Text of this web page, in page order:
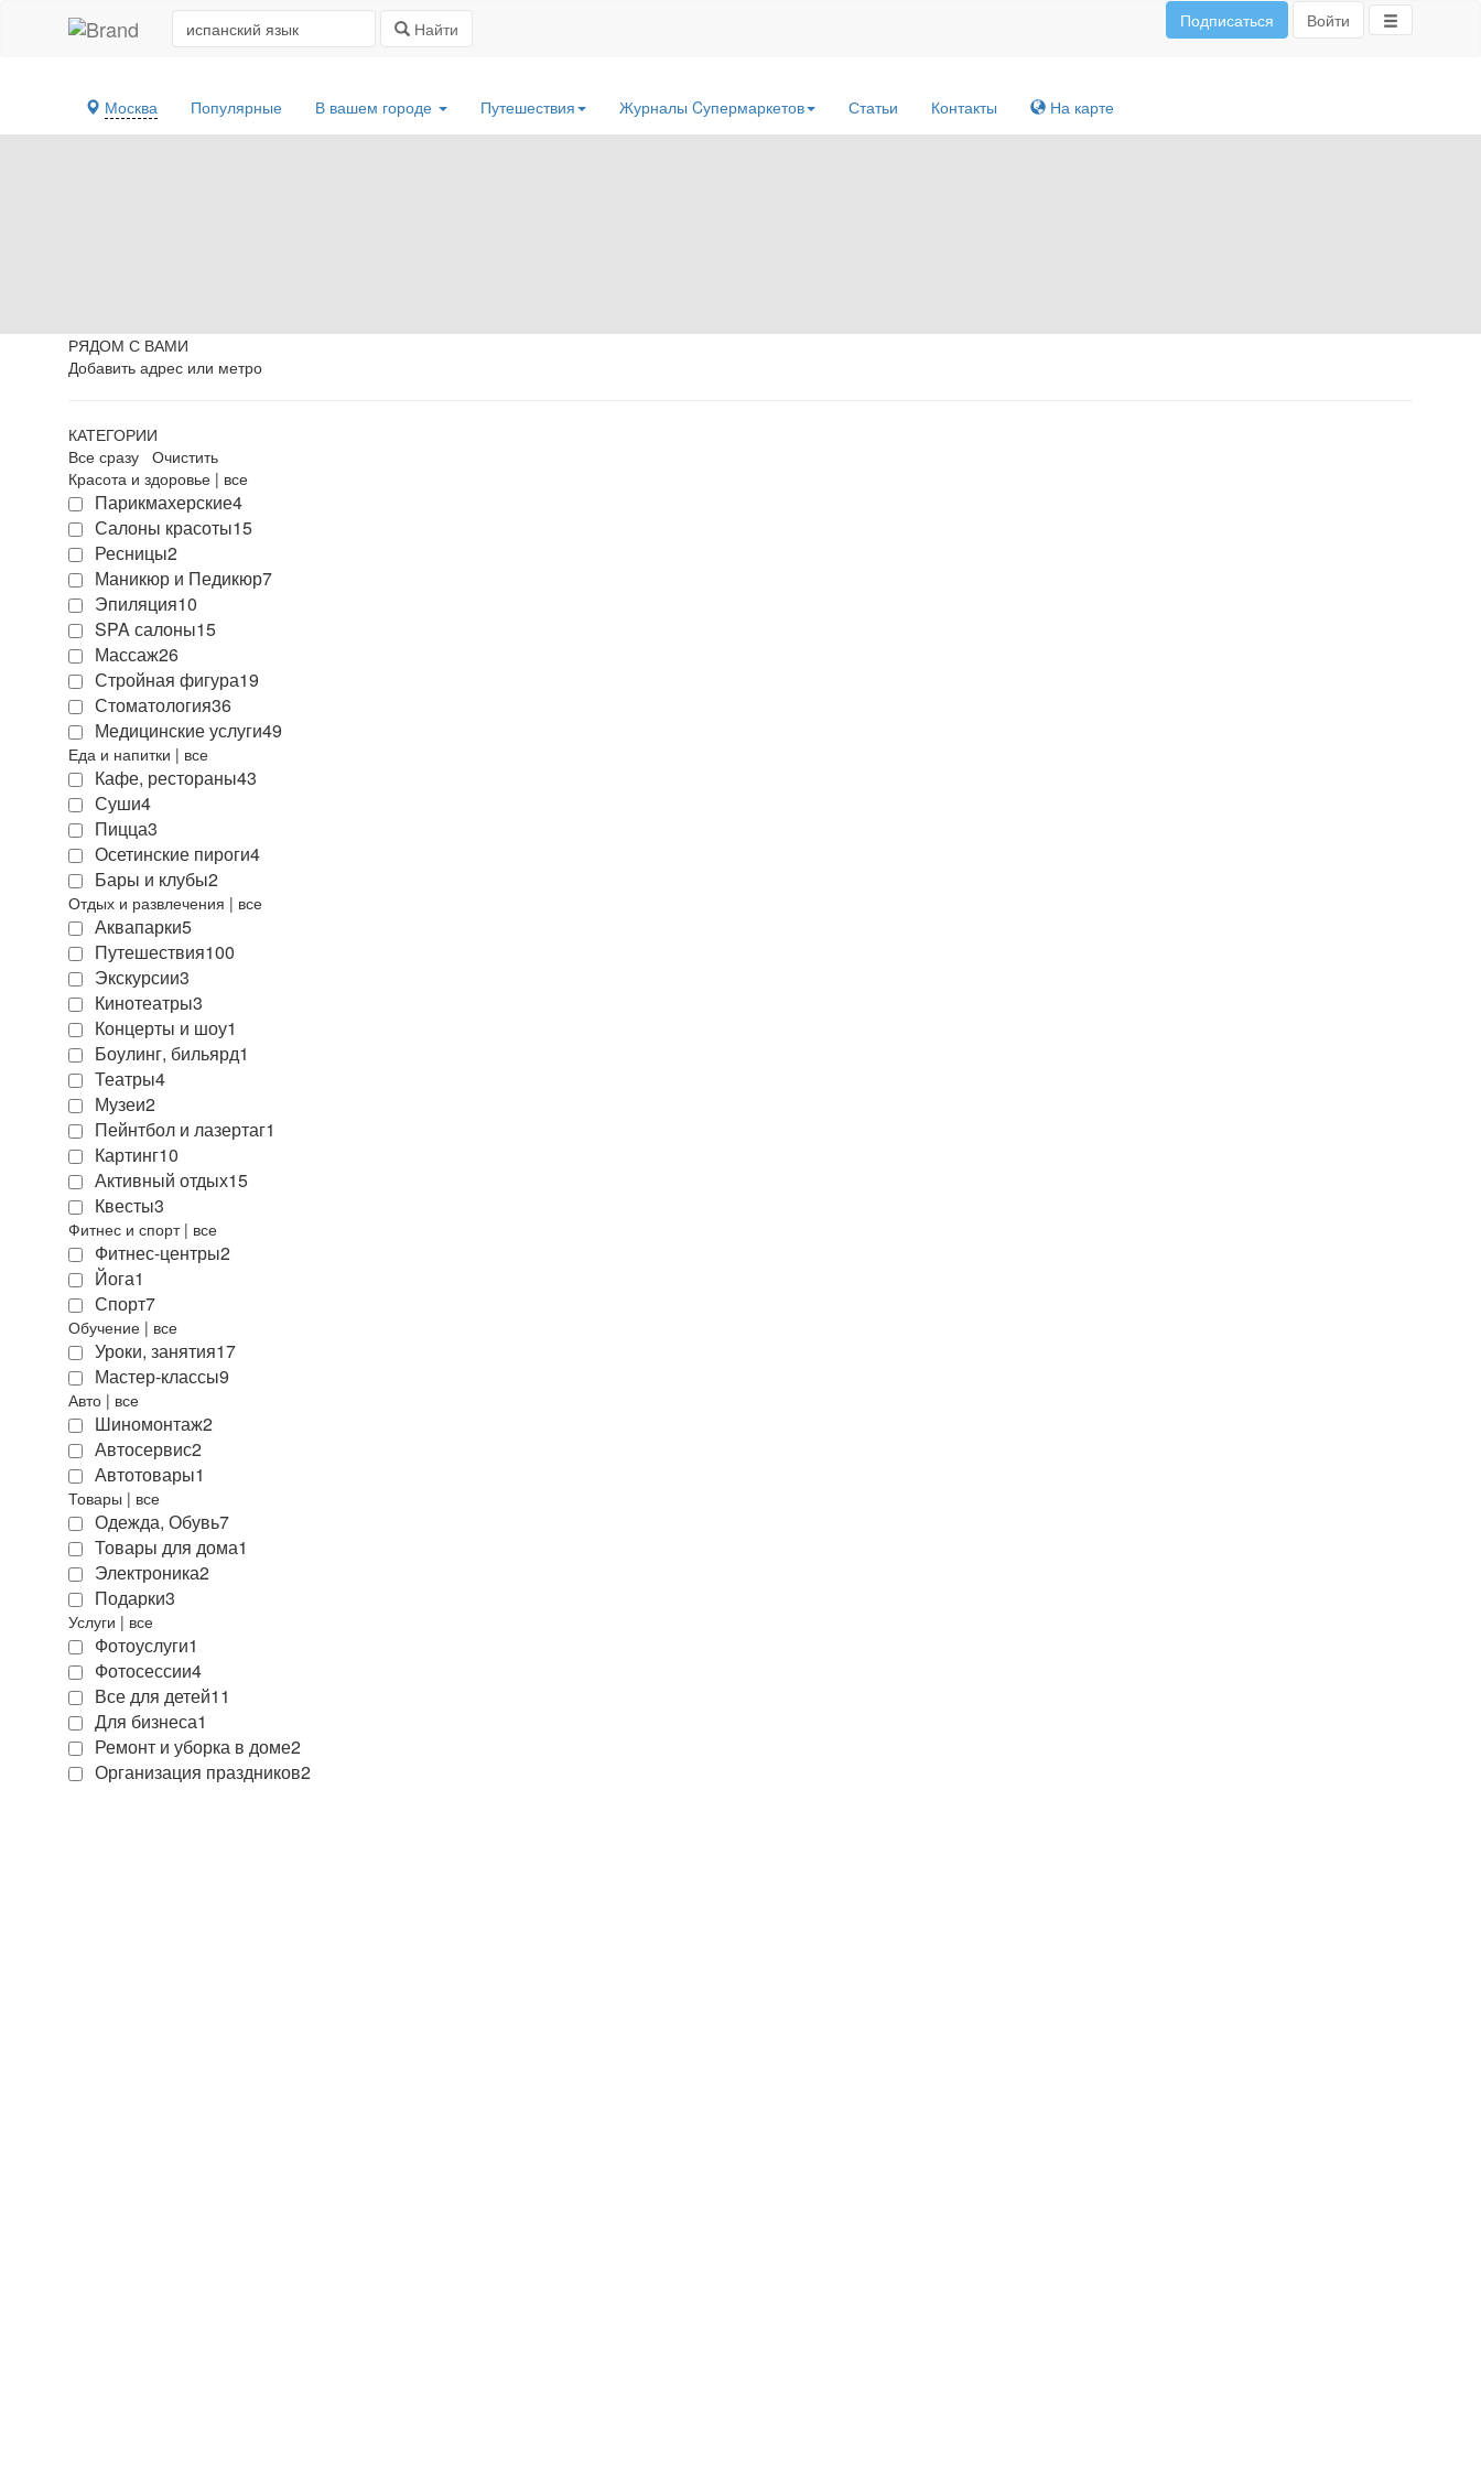
Найти Подписаться Войти
Москва Популярные В вашем городе Путешествия Журналы Cупермаркетов Статьи Контакты На карте
РЯДОМ С ВАМИ
Добавить адрес или метро
КАТЕГОРИИ
Все сразу Очистить
Красота и здоровье | все
Парикмахерские4
Салоны красоты15
Ресницы2
Маникюр и Педикюр7
Эпиляция10
SPA салоны15
Массаж26
Стройная фигура19
Стоматология36
Медицинские услуги49
Еда и напитки | все
Кафе, рестораны43
Суши4
Пицца3
Осетинские пироги4
Бары и клубы2
Отдых и развлечения | все
Аквапарки5
Путешествия100
Экскурсии3
Кинотеатры3
Концерты и шоу1
Боулинг, бильярд1
Театры4
Музеи2
Пейнтбол и лазертаг1
Картинг10
Активный отдых15
Квесты3
Фитнес и спорт | все
Фитнес-центры2
Йога1
Спорт7
Обучение | все
Уроки, занятия17
Мастер-классы9
Авто | все
Шиномонтаж2
Автосервис2
Автотовары1
Товары | все
Одежда, Обувь7
Товары для дома1
Электроника2
Подарки3
Услуги | все
Фотоуслуги1
Фотосессии4
Все для детей11
Для бизнеса1
Ремонт и уборка в доме2
Организация праздников2